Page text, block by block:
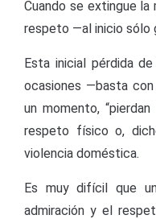
Cuando se extingue la
respeto —al inicio sólo
Esta inicial pérdida
ocasiones —basta
un momento,
respeto físico o,
violencia doméstica.
Es muy difícil que
admiración y el